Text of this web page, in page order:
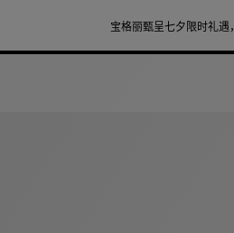
宝格丽甄呈七夕限时礼遇，